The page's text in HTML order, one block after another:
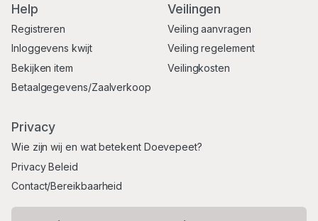
Help
Registreren
Inloggevens kwijt
Bekijken item
Betaalgegevens/Zaalverkoop
Veilingen
Veiling aanvragen
Veiling regelement
Veilingkosten
Privacy
Wie zijn wij en wat betekent Doevepeet?
Privacy Beleid
Contact/Bereikbaarheid